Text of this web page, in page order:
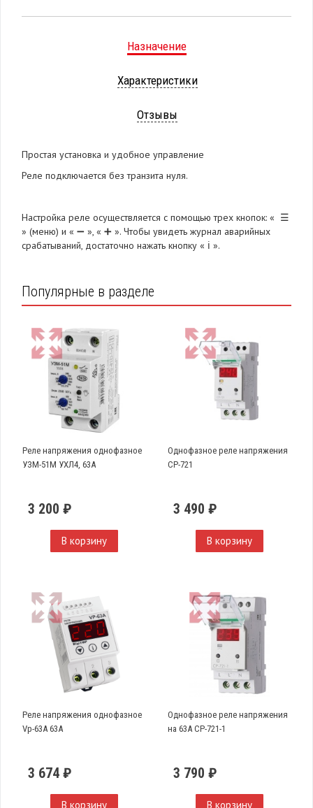
Назначение
Характеристики
Отзывы
Простая установка и удобное управление
Реле подключается без транзита нуля.
Настройка реле осуществляется с помощью трех кнопок: « ☰
» (меню) и « ➖ », « ➕ ». Чтобы увидеть журнал аварийных
срабатываний, достаточно нажать кнопку « ℹ️ ».
Популярные в разделе
Реле напряжения однофазное
УЗМ-51М УХЛ4, 63А
3 200 ₽
В корзину
Однофазное реле напряжения
CP-721
3 490 ₽
В корзину
Реле напряжения однофазное
Vp-63A 63А
3 674 ₽
В корзину
Однофазное реле напряжения
на 63А CP-721-1
3 790 ₽
В корзину